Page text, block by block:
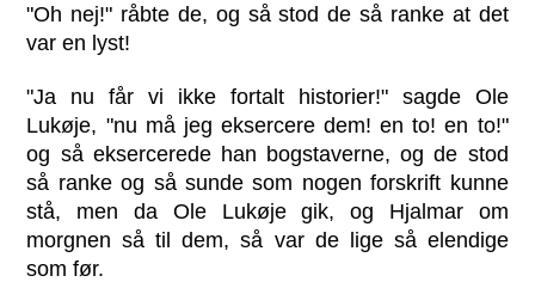
"Oh nej!" råbte de, og så stod de så ranke at det
var en lyst!
"Ja nu får vi ikke fortalt historier!" sagde Ole
Lukøje, "nu må jeg eksercere dem! en to! en to!"
og så eksercerede han bogstaverne, og de stod
så ranke og så sunde som nogen forskrift kunne
stå, men da Ole Lukøje gik, og Hjalmar om
morgnen så til dem, så var de lige så elendige
som før.